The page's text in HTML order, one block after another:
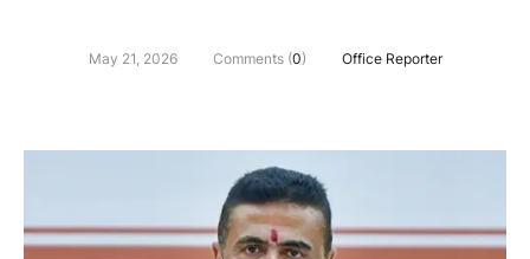
May 21, 2026 Comments (0) Office Reporter